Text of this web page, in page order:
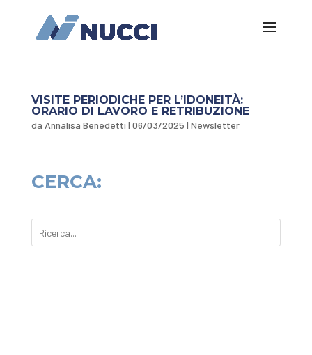
VISITE PERIODICHE PER L’IDONEITÀ:
ORARIO DI LAVORO E RETRIBUZIONE
da Annalisa Benedetti | 06/03/2025 | Newsletter
CERCA: